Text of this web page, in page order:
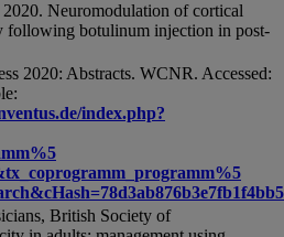
Neuromodulation of cortical
following botulinum injection in post-
2020: Abstracts. WCNR. Accessed:
index.php?
British Society of